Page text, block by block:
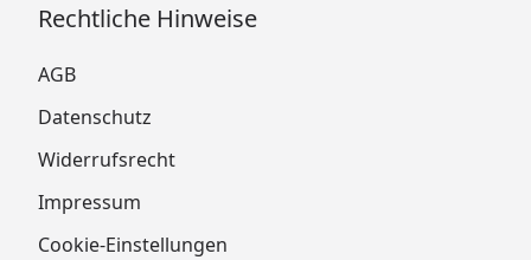
Rechtliche Hinweise
AGB
Datenschutz
Widerrufsrecht
Impressum
Cookie-Einstellungen